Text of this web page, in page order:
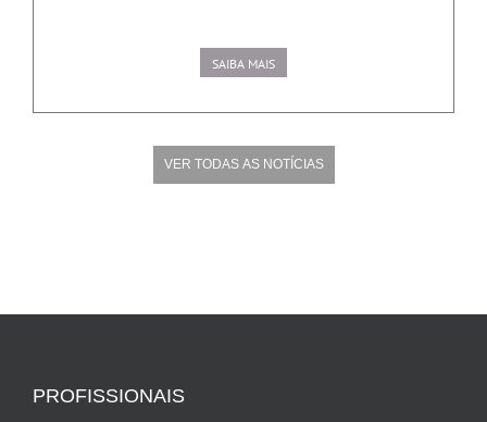
SAIBA MAIS
VER TODAS AS NOTÍCIAS
PROFISSIONAIS